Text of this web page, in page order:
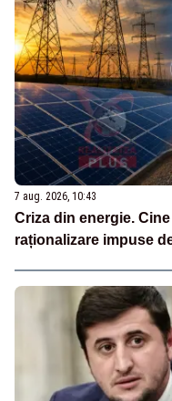
7 aug. 2026, 10:43
Criza din energie.
raționalizare impuse